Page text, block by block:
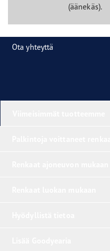
(äänekäs).
Ota yhteyttä